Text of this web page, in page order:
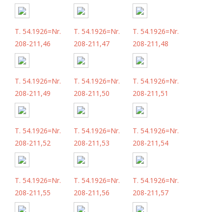
T. 54.1926=Nr.
208-211,46
T. 54.1926=Nr.
208-211,47
T. 54.1926=Nr.
208-211,48
T. 54.1926=Nr.
208-211,49
T. 54.1926=Nr.
208-211,50
T. 54.1926=Nr.
208-211,51
T. 54.1926=Nr.
208-211,52
T. 54.1926=Nr.
208-211,53
T. 54.1926=Nr.
208-211,54
T. 54.1926=Nr.
208-211,55
T. 54.1926=Nr.
208-211,56
T. 54.1926=Nr.
208-211,57